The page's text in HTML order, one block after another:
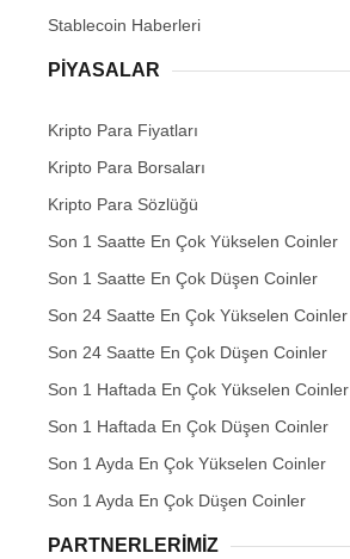
Stablecoin Haberleri
PIYASALAR
Kripto Para Fiyatları
Kripto Para Borsaları
Kripto Para Sözlüğü
Son 1 Saatte En Çok Yükselen Coinler
Son 1 Saatte En Çok Düşen Coinler
Son 24 Saatte En Çok Yükselen Coinler
Son 24 Saatte En Çok Düşen Coinler
Son 1 Haftada En Çok Yükselen Coinler
Son 1 Haftada En Çok Düşen Coinler
Son 1 Ayda En Çok Yükselen Coinler
Son 1 Ayda En Çok Düşen Coinler
PARTNERLERIMIZ